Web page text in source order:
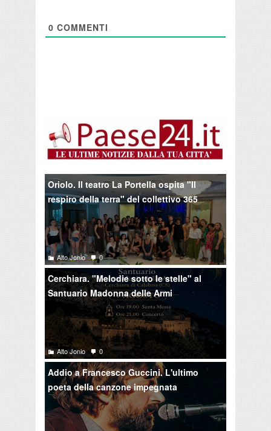
0 COMMENTI
Oriolo. Il teatro La Portella ospita "Il
respiro della terra" del collettivo 365
Alto Jonio 0
Cerchiara. "Melodie sotto le stelle" al
Santuario Madonna delle Armi
Alto Jonio 0
Addio a Francesco Guccini. L'ultimo
poeta della canzone impegnata